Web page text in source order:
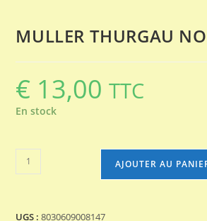
MULLER THURGAU
€ 13,00 TTC
En stock
quantité
de
AJOUTER AU
UGS :8030609008147